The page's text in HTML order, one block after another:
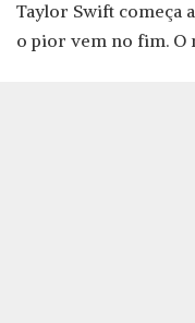
Taylor Swift começa
o pior vem no fim. O